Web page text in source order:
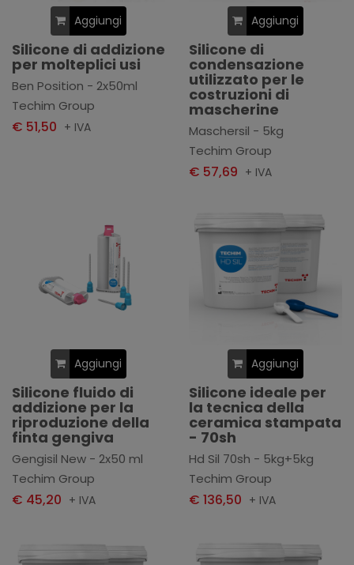
Aggiungi
Silicone di addizione
per molteplici usi
Ben Position - 2x50ml
Techim Group
€ 51,50 + IVA
Aggiungi
Silicone di
condensazione
utilizzato per le
costruzioni di
mascherine
Maschersil - 5kg
Techim Group
€ 57,69 + IVA
Aggiungi
Silicone fluido di
addizione per la
riproduzione della
finta gengiva
Gengisil New - 2x50 ml
Techim Group
€ 45,20 + IVA
Aggiungi
Silicone ideale per
la tecnica della
ceramica stampata
- 70sh
Hd Sil 70sh - 5kg+5kg
Techim Group
€ 136,50 + IVA